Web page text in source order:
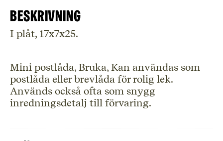
Beskrivning
I plåt, 17x7x25.
Mini postlåda, Bruka, Kan användas som
postlåda eller brevlåda för rolig lek.
Används också ofta som snygg
inredningsdetalj till förvaring.